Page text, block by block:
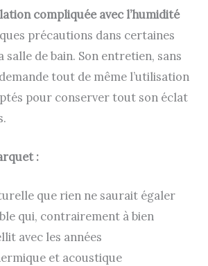
compliquée avec l’humidité
précautions dans certaines
salle de bain. Son entretien, sans
tout de même l’utilisation
pour conserver tout son éclat
:
que rien ne saurait égaler
qui, contrairement à bien
avec les années
et acoustique